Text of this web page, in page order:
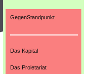
GegenStandpunkt
Das Kapital
Das Proletariat